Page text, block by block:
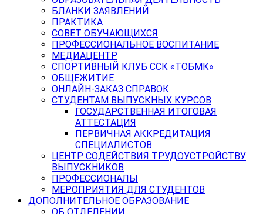
БЛАНКИ ЗАЯВЛЕНИЙ
ПРАКТИКА
СОВЕТ ОБУЧАЮЩИХСЯ
ПРОФЕССИОНАЛЬНОЕ ВОСПИТАНИЕ
МЕДИАЦЕНТР
СПОРТИВНЫЙ КЛУБ ССК «ТОБМК»
ОБЩЕЖИТИЕ
ОНЛАЙН-ЗАКАЗ СПРАВОК
СТУДЕНТАМ ВЫПУСКНЫХ КУРСОВ
ГОСУДАРСТВЕННАЯ ИТОГОВАЯ
АТТЕСТАЦИЯ
ПЕРВИЧНАЯ АККРЕДИТАЦИЯ
СПЕЦИАЛИСТОВ
ЦЕНТР СОДЕЙСТВИЯ ТРУДОУСТРОЙСТВУ
ВЫПУСКНИКОВ
ПРОФЕССИОНАЛЫ
МЕРОПРИЯТИЯ ДЛЯ СТУДЕНТОВ
ДОПОЛНИТЕЛЬНОЕ ОБРАЗОВАНИЕ